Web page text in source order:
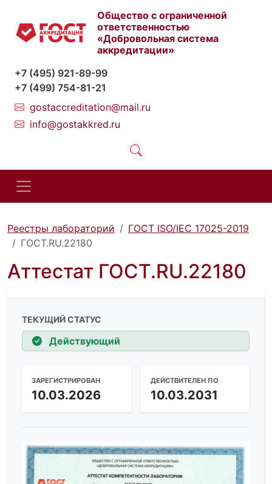
Общество с ограниченной
ответственностью
«Добровольная система
аккредитации»
+7 (495) 921-89-99
+7 (499) 754-81-21
gostaccreditation@mail.ru
info@gostakkred.ru
Реестры лабораторий
ГОСТ ISO/IEC 17025-2019
ГОСТ.RU.22180
Аттестат ГОСТ.RU.22180
ТЕКУЩИЙ СТАТУС
Действующий
ЗАРЕГИСТРИРОВАН
10.03.2026
ДЕЙСТВИТЕЛЕН ПО
10.03.2031